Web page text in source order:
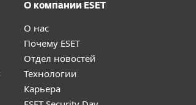
О компании ESET
О нас
Почему ESET
Отдел новостей
Технологии
Карьера